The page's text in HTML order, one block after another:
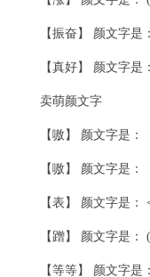
【振奋】 颜文字
【真好】 颜文字
卖萌颜文字
【嗷】 颜文字是
【嗷】 颜文字是：
【表】 颜文字是：
【蹭】 颜文字是
【等等】 颜文字